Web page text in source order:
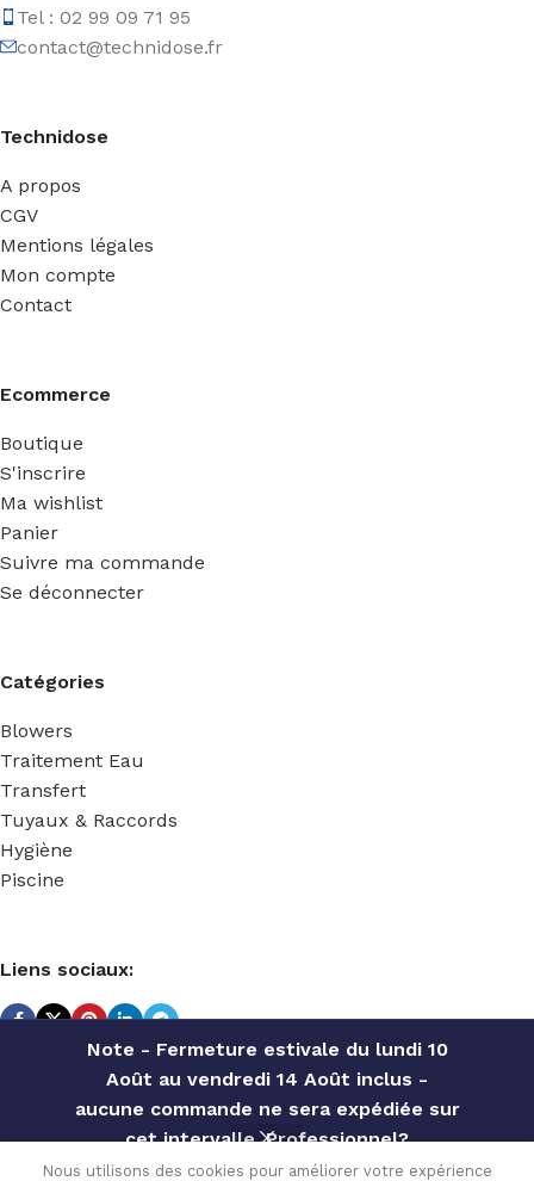
Note - Fermeture estivale du lundi 10
Août au vendredi 14 Août inclus -
aucune commande ne sera expédiée sur
cet intervalle. Professionnel?
Contactez notre service commercial
Tel : 02 99 09 71 95
contact@technidose.fr
Technidose
A propos
CGV
Mentions légales
Mon compte
Contact
Ecommerce
Boutique
S'inscrire
Ma wishlist
Panier
Suivre ma commande
Se déconnecter
Catégories
Blowers
Traitement Eau
Transfert
Tuyaux & Raccords
Hygiène
Piscine
Liens sociaux:
TECHNIDOSE 2022 Réalisé parACS INFORMATIQUE
Nous utilisons des cookies pour améliorer votre expérience
TEKBA-R EMG